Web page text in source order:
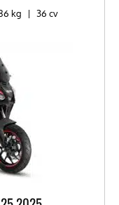
kg | 36 cv